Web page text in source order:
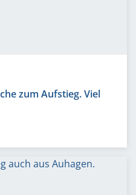
zum Aufstieg. Viel